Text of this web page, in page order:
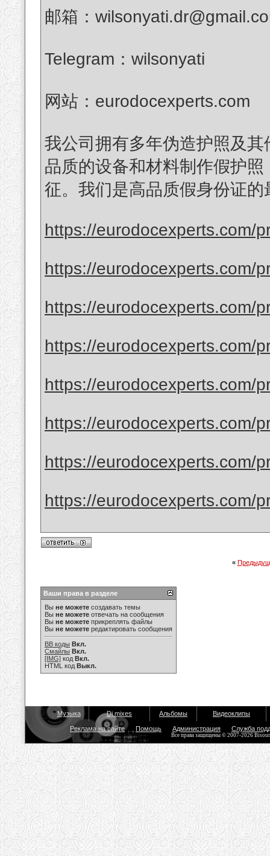
邮箱：
Telegram：wilsonyati
网站：eurodocexperts.com
我公司拥有多年伪造护照及
品质的设备和材料制作假护
征。我们是高品质假身份证的
https://eurodocexperts.com/
https://eurodocexperts.com/
https://eurodocexperts.com/
https://eurodocexperts.com/
https://eurodocexperts.com/
https://eurodocexperts.com/
https://eurodocexperts.com/
https://eurodocexperts.com/
«
Ваши права в разделе
Вы не можете создавать темы
Вы не можете отвечать на сообщения
Вы не можете прикреплять файлы
Вы не можете редактировать сообщения
BB коды Вкл.
Смайлы Вкл.
[IMG] код Вкл.
HTML код Выкл.
Музыка Dj mixes Альбомы Видеоклипы
Реклама на сайте Помощь Администрация Служба
Все права защищены © 2007-2026